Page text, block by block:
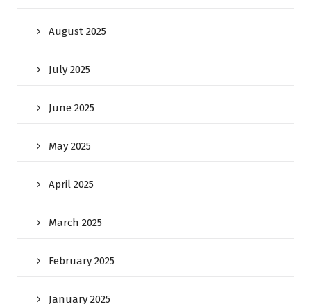
August 2025
July 2025
June 2025
May 2025
April 2025
March 2025
February 2025
January 2025